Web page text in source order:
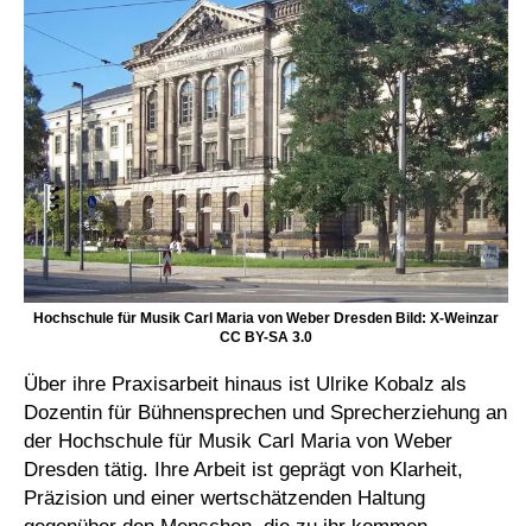
Hochschule für Musik Carl Maria von Weber Dresden Bild: X-Weinzar
CC BY-SA 3.0
Über ihre Praxisarbeit hinaus ist Ulrike Kobalz als
Dozentin für Bühnensprechen und Sprecherziehung an
der Hochschule für Musik Carl Maria von Weber
Dresden tätig. Ihre Arbeit ist geprägt von Klarheit,
Präzision und einer wertschätzenden Haltung